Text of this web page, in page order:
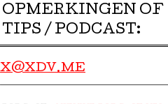
OPMERKINGEN OF
TIPS / PODCAST:
X@XDV.ME